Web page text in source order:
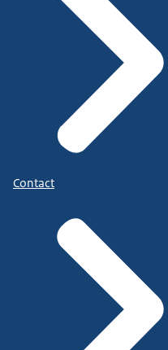
Contact